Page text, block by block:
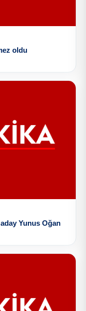
oldu
Yunus Oğan